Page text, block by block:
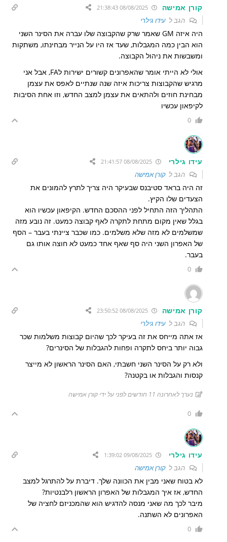
קורן אמישה 08/08/2025 21:38:43
הגב לעידו גילרי
היה איזה GM שאמר שרק שהקבוצה שלו עברה את הסינר השני
הוא הבין כמה המגבלות, שעד אז היו על הנייר מבחינתו, משתקות
ומשבשות את ניהול הקבוצה.
אולי לא הייתי אומר שהאפרונים קשורים ישירות לFA, אבל אני
מרגיש שהקבוצות צריכות איזה שנה שנתיים לאפס את עצמן
מבחינת חוזים ולהתאים את עצמן למצב החדש, וזו אחת הסיבות
לקיפאון עכשיו
0
עידו גילרי 08/08/2025 21:41:57
הגב לקורן אמישה
זה היה בראד סטיבנס שבעיקר היה צריך לתרץ להמונים את
הצעדים שלו הקיץ.
התהליך הזה התחיל לפני ההסכם החדש. הקיפאון עכשיו הוא
בגלל שאין מקום מתחת לתקרה לאף קבוצה כמעט. זה נובע מזה
שמשלמים לא מזה שלא משלמים. כמו שכבר ציינתי בעבר – הסף
של האפרון השני היה סף שאף אחד כמעט לא חוצה אותו גם
בעבר.
0
קורן אמישה 08/08/2025 23:50:52
הגב לעידו גילרי
אז אתה מייחס את זה בעיקר לכך שהיום קבוצות משלמות שכר
גבוה יותר ביחס לתקרה ופחות להגבלות של הסינרים?
ולא רק על הסינר השני חשבתי, האם הסינר הראשון לא מייצר
קנסות והגבלות או בקטנה?
נערך לאחרונה 11 חודשים לפני על ידי קורן אמישה
0
עידו גילרי 09/08/2025 1:39:02
הגב לקורן אמישה
לא בטוח שאני מבין את הכוונה שלך. דיברת על להתרגל למצב
החדש, אז איך המגבלות של האפרון הראשון רלבנטיות?
מיבר לכך מה שאני מנסה להדגיש הוא שהמכניזם לחציה של
האפרונים לא השתנה.
0